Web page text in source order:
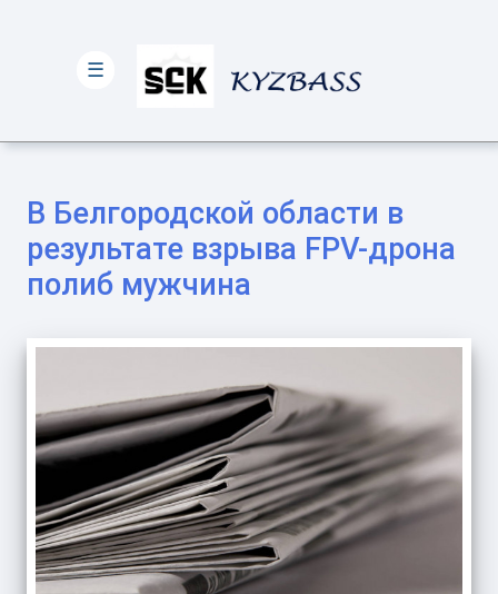
В Белгородской области в
результате взрыва FPV-дрона
полиб мужчина
☰